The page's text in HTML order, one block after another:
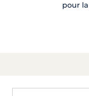
pour